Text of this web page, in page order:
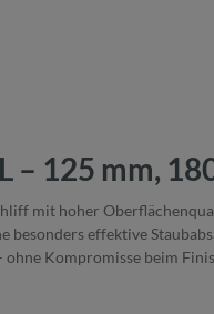
125 mm,
mit hoher
effektive
Kompromisse beim